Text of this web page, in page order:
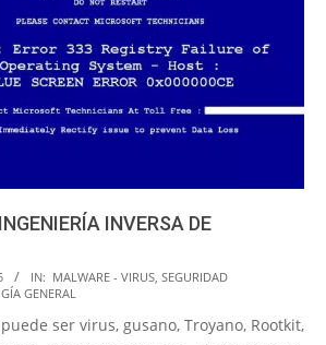
INVERSA DE
IN: MALWARE - VIRUS SEGURIDAD
GENERAL
ser virus, gusano, Troyano, Rootkit,